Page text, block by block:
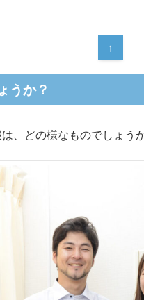
1
うか？
、どの様なものでしょう